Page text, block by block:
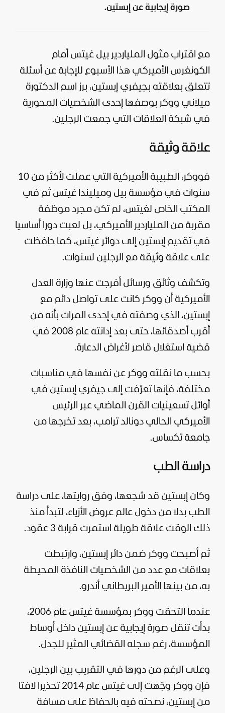
صورة إيجابية عن إبستين.
مع اقتراب مثول الملياردير بيل غيتس أمام
الكونغرس الأميركي هذا الأسبوع للإجابة عن أسئلة
تتعلق بعلاقته بجيفري إبستين، برز اسم الدكتورة
ميلاني ووكر بوصفها إحدى الشخصيات المحورية
في شبكة العلاقات التي جمعت الرجلين.
علاقة وثيقة
فووكر، الطبيبة الأميركية التي عملت لأكثر من 10
سنوات في مؤسسة بيل وميليندا غيتس ثم في
المكتب الخاص لغيتس، لم تكن مجرد موظفة
مقربة من الملياردير الأميركي، بل لعبت دورا أساسيا
في تقديم إبستين إلى دوائر غيتس، كما حافظت
على علاقة وثيقة مع الرجلين لسنوات.
وتكشف وثائق ورسائل أفرجت عنها وزارة العدل
الأميركية أن ووكر كانت على تواصل دائم مع
إبستين، الذي وصفته في إحدى المرات بأنه من
أقرب أصدقائها، حتى بعد إدانته عام 2008 في
قضية استغلال قاصر لأغراض الدعارة.
بحسب ما نقلته ووكر عن نفسها في مناسبات
مختلفة، فإنها تعرّفت إلى جيفري إبستين في
أوائل تسعينيات القرن الماضي عبر الرئيس
الأميركي الحالي دونالد ترامب، بعد تخرجها من
جامعة تكساس.
دراسة الطب
وكان إبستين قد شجعها، وفق روايتها، على دراسة
الطب بدلا من دخول عالم عروض الأزياء، لتبدأ منذ
ذلك الوقت علاقة طويلة استمرت قرابة 3 عقود.
ثم أصبحت ووكر ضمن دائر إبستين، وارتبطت
بعلاقات مع عدد من الشخصيات النافذة المحيطة
به، من بينها الأمير البريطاني أندرو.
عندما التحقت ووكر بمؤسسة غيتس عام 2006،
بدأت تنقل صورة إيجابية عن إبستين داخل أوساط
المؤسسة، رغم سجله القضائي المثير للجدل.
وعلى الرغم من دورها في التقريب بين الرجلين،
فإن ووكر وجّهت إلى غيتس عام 2014 تحذيرا لافتا
من إبستين، نصحته فيه بالحفاظ على مسافة